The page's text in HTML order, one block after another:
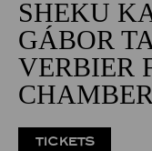
SHEKU
GÁBOR
VERBIER
TICKETS